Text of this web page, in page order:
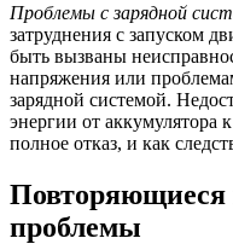
Проблемы с зарядной
затруднения с запуском
быть вызваны
напряжения или
зарядной системой.
энергии от аккумулятора
полное отказ, и как
Повторяющиеся
проблемы